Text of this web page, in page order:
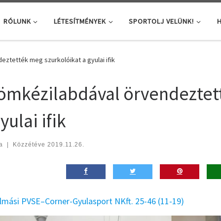
RÓLUNK LÉTESÍTMÉNYEK SPORTOLJ VELÜNK!
meg szurkolóikat a gyulai ifik
ifik
| Közzétéve 2019.11.26.
PVSE–Corner-Gyulasport NKft. 25-46 (11-19)